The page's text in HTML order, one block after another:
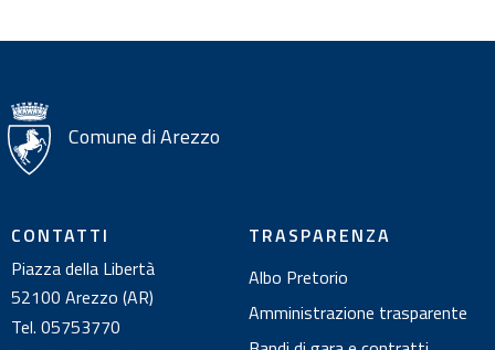
i
n
i
s
d
o
c
u
Comune di Arezzo
CONTATTI
Piazza della Libertà
52100 Arezzo (AR)
Tel. 05753770
TRASPARENZA
Albo Pretorio
Amministrazione trasparente